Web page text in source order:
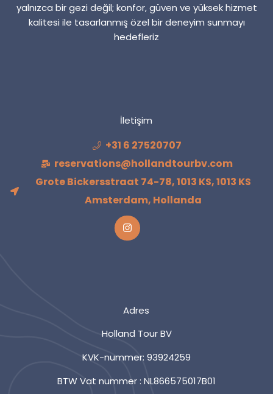
yalnızca bir gezi değil; konfor, güven ve yüksek hizmet
kalitesi ile tasarlanmış özel bir deneyim sunmayı
hedefleriz
İletişim
+31 6 27520707
reservations@hollandtourbv.com
Grote Bickersstraat 74-78, 1013 KS, 1013 KS
Amsterdam, Hollanda
Adres
Holland Tour BV
KVK-nummer: 93924259
BTW Vat nummer : NL866575017B01